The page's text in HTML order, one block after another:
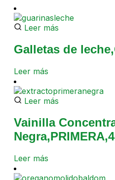
Leer más
Galletas de
Leer más
Leer más
Vainilla
Leer más